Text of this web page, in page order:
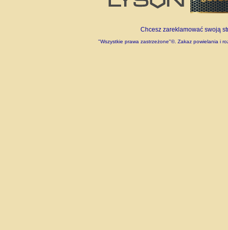
Chcesz zareklamować swoją
"Wszystkie prawa zastrzeżone"©. Zakaz powielania i